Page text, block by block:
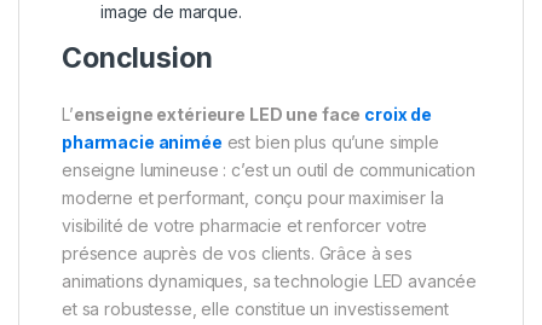
image de marque.
Conclusion
L’enseigne extérieure LED une face croix de
pharmacie animée est bien plus qu’une simple
enseigne lumineuse : c’est un outil de communication
moderne et performant, conçu pour maximiser la
visibilité de votre pharmacie et renforcer votre
présence auprès de vos clients. Grâce à ses
animations dynamiques, sa technologie LED avancée
et sa robustesse, elle constitue un investissement